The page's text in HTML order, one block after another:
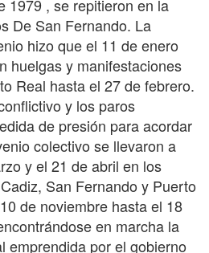
1979 , se repitieron en la
De San Fernando. La
hizo que el 11 de enero
huelgas y manifestaciones
Real hasta el 27 de febrero.
y los paros
de presión para acordar
colectivo se llevaron a
y el 21 de abril en los
San Fernando y Puerto
de noviembre hasta el 18
en marcha la
emprendida por el gobierno